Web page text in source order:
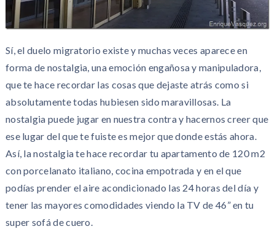
Sí, el duelo migratorio existe y muchas veces aparece en
forma de nostalgia, una emoción engañosa y manipuladora,
que te hace recordar las cosas que dejaste atrás como si
absolutamente todas hubiesen sido maravillosas. La
nostalgia puede jugar en nuestra contra y hacernos creer que
ese lugar del que te fuiste es mejor que donde estás ahora.
Así, la nostalgia te hace recordar tu apartamento de 120 m2
con porcelanato italiano, cocina empotrada y en el que
podías prender el aire acondicionado las 24 horas del día y
tener las mayores comodidades viendo la TV de 46” en tu
super sofá de cuero.